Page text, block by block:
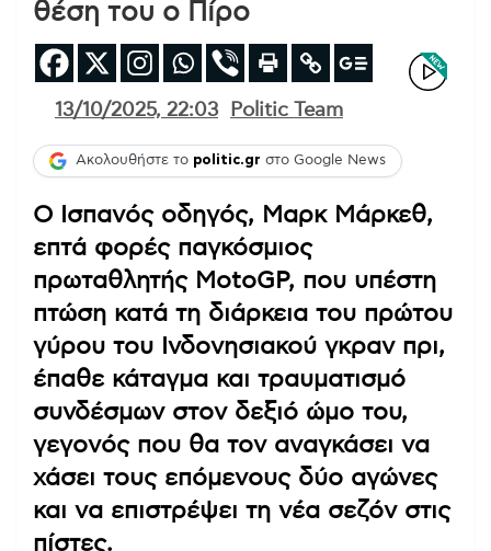
θέση του ο Πίρο
13/10/2025, 22:03 Politic Team
Ακολουθήστε το politic.gr στο Google News
Ο Ισπανός οδηγός, Μαρκ Μάρκεθ,
επτά φορές παγκόσμιος
πρωταθλητής MotoGP, που υπέστη
πτώση κατά τη διάρκεια του πρώτου
γύρου του Ινδονησιακού γκραν πρι,
έπαθε κάταγμα και τραυματισμό
συνδέσμων στον δεξιό ώμο του,
γεγονός που θα τον αναγκάσει να
χάσει τους επόμενους δύο αγώνες
και να επιστρέψει τη νέα σεζόν στις
πίστες.